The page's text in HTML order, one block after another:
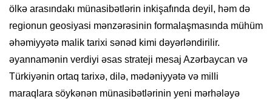
ölkə arasındakı münasibətlərin inkişafında deyil, həm də
regionun geosiyasi mənzərəsinin formalaşmasında mühüm
əhəmiyyətə malik tarixi sənəd kimi dəyərləndirilir.
əyannamənin verdiyi əsas strateji mesaj Azərbaycan və
Türkiyənin ortaq tarixə, dilə, mədəniyyətə və milli
maraqlara söykənən münasibətlərinin yeni mərhələyə